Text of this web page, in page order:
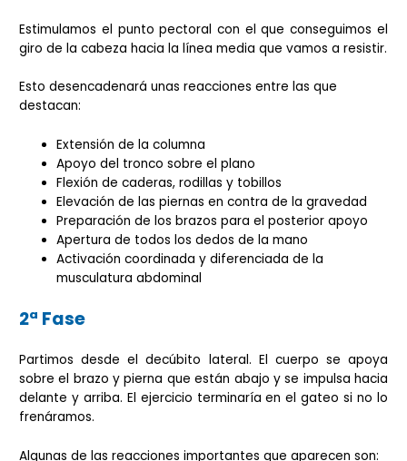
Estimulamos el punto pectoral con el que conseguimos el
giro de la cabeza hacia la línea media que vamos a resistir.
Esto desencadenará unas reacciones entre las que
destacan:
Extensión de la columna
Apoyo del tronco sobre el plano
Flexión de caderas, rodillas y tobillos
Elevación de las piernas en contra de la gravedad
Preparación de los brazos para el posterior apoyo
Apertura de todos los dedos de la mano
Activación coordinada y diferenciada de la
musculatura abdominal
2ª Fase
Partimos desde el decúbito lateral. El cuerpo se apoya
sobre el brazo y pierna que están abajo y se impulsa hacia
delante y arriba. El ejercicio terminaría en el gateo si no lo
frenáramos.
Algunas de las reacciones importantes que aparecen son: